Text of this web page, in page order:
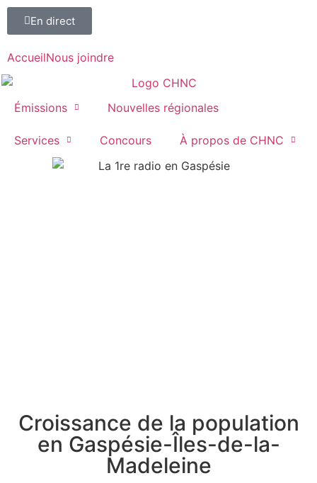
En direct
AccueilNous joindre
Émissions Nouvelles régionales
Services Concours À propos de CHNC
Croissance de la population
en Gaspésie-Îles-de-la-
Madeleine